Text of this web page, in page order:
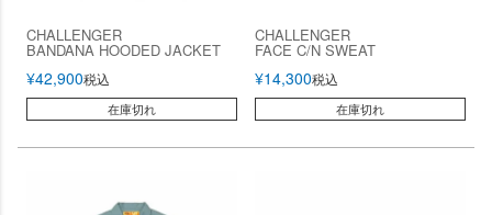
CHALLENGER
BANDANA HOODED JACKET
¥42,900税込
在庫切れ
CHALLENGER
FACE C/N SWEAT
¥14,300税込
在庫切れ